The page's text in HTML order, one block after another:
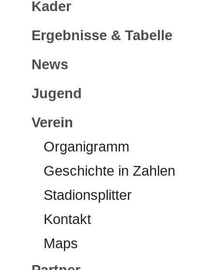
Kader
Ergebnisse & Tabelle
News
Jugend
Verein
Organigramm
Geschichte in Zahlen
Stadionsplitter
Kontakt
Maps